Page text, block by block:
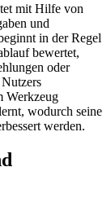
mit Hilfe von
und
in der Regel
bewertet,
oder
Werkzeug
wodurch seine
werden.